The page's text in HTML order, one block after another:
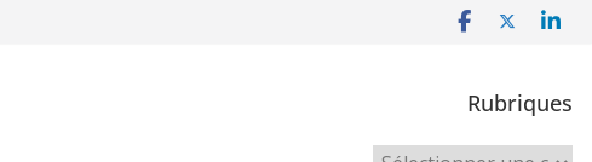
Rubriques